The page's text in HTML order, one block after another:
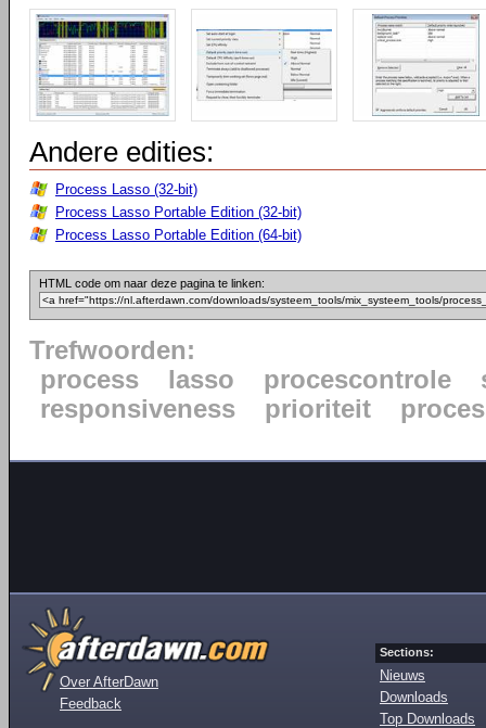
Andere edities:
Process Lasso (32-bit)
Process Lasso Portable Edition (32-bit)
Process Lasso Portable Edition (64-bit)
HTML code om naar deze pagina te linken:
Trefwoorden:
process
lasso procescontrole
responsiveness
prioriteit
Over AfterDawn
Feedback
Sections:
Nieuws
Downloads
Top Downloads